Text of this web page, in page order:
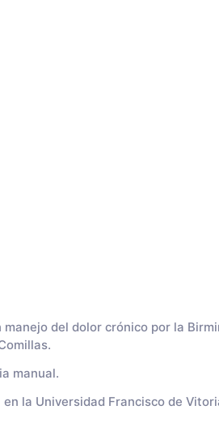
del dolor crónico por la
manual.
la Universidad Francisco de